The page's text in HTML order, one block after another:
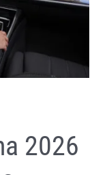
2026